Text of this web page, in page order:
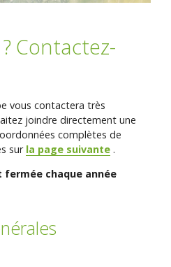
Contactez-
vous contactera très
joindre directement une
complètes de
sur la page suivante .
chaque année